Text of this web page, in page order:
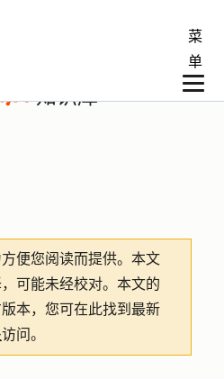
菜
单
知识库
便您阅读而提供。 本文
可能未经校对。本文的
本，您可在此找到最新
访问。